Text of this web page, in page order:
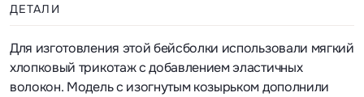
ДЕТАЛИ
Для изготовления этой бейсболки использовали мягкий
хлопковый трикотаж с добавлением эластичных
волокон. Модель с изогнутым козырьком дополнили